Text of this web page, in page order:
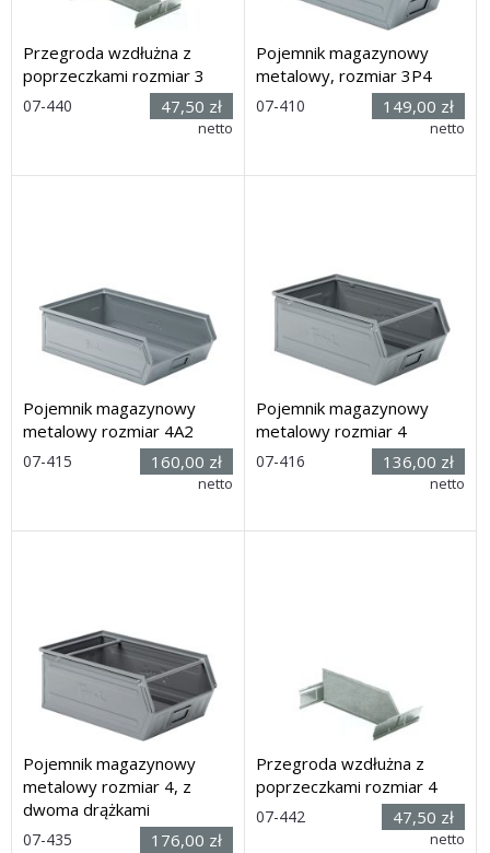
Przegroda wzdłużna z
poprzeczkami rozmiar 3
07-440 47,50 zł
netto
Dostawa: 30 dni
Pojemnik magazynowy
metalowy, rozmiar 3P4
07-410 149,00 zł
netto
Dostawa: 21 dni
Pojemnik magazynowy
metalowy rozmiar 4A2
07-415 160,00 zł
netto
Pojemnik magazynowy
metalowy rozmiar 4
07-416 136,00 zł
netto
Pojemnik magazynowy
metalowy rozmiar 4, z
dwoma drążkami
07-435 176,00 zł
Przegroda wzdłużna z
poprzeczkami rozmiar 4
07-442 47,50 zł
netto